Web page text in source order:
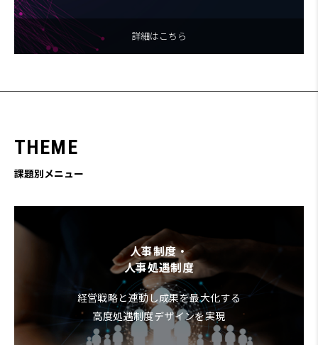
詳細はこちら
THEME
課題別メニュー
人事制度・
人事処遇制度
経営戦略と連動し成果を最大化する
高度処遇制度デザインを実現